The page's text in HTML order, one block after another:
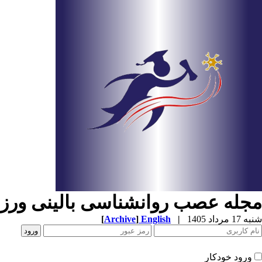
مجله عصب روانشناسی بالینی
شنبه 17 مرداد 1405 |
English
[Archive]
ورود خودکار